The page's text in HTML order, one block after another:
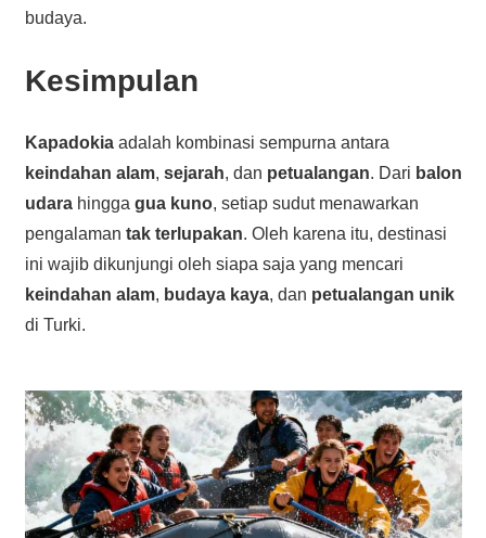
budaya.
Kesimpulan
Kapadokiaadalah kombinasi sempurna antara
keindahan alam, sejarah, dan petualangan. Dari balon
udarahingga gua kuno, setiap sudut menawarkan
pengalaman tak terlupakan. Oleh karena itu, destinasi
ini wajib dikunjungi oleh siapa saja yang mencari
keindahan alam, budaya kaya, dan petualangan unik
di Turki.